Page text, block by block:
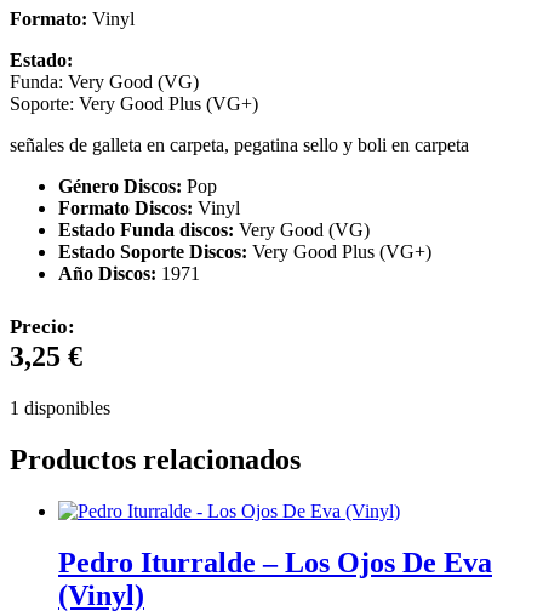
Formato: Vinyl
Estado:
Funda: Very Good (VG)
Soporte: Very Good Plus (VG+)
señales de galleta en carpeta, pegatina sello y boli en carpeta
Género Discos: Pop
Formato Discos: Vinyl
Estado Funda discos: Very Good (VG)
Estado Soporte Discos: Very Good Plus (VG+)
Año Discos: 1971
Precio:
3,25 €
1 disponibles
Productos relacionados
Pedro Iturralde – Los Ojos De Eva
(Vinyl)